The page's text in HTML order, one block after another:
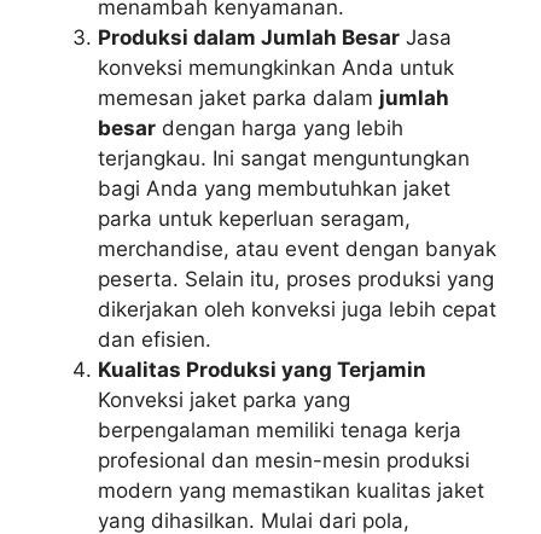
menambah kenyamanan.
Produksi dalam Jumlah Besar Jasa
konveksi memungkinkan Anda untuk
memesan jaket parka dalam jumlah
besar dengan harga yang lebih
terjangkau. Ini sangat menguntungkan
bagi Anda yang membutuhkan jaket
parka untuk keperluan seragam,
merchandise, atau event dengan banyak
peserta. Selain itu, proses produksi yang
dikerjakan oleh konveksi juga lebih cepat
dan efisien.
Kualitas Produksi yang Terjamin
Konveksi jaket parka yang
berpengalaman memiliki tenaga kerja
profesional dan mesin-mesin produksi
modern yang memastikan kualitas jaket
yang dihasilkan. Mulai dari pola,